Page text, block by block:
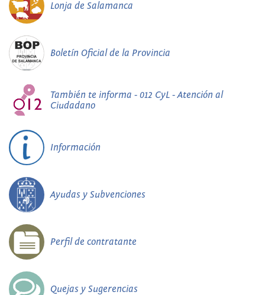
Lonja de Salamanca
Boletín Oficial de la Provincia
También te informa - 012 CyL - Atención al
Ciudadano
Información
Ayudas y Subvenciones
Perfil de contratante
Quejas y Sugerencias